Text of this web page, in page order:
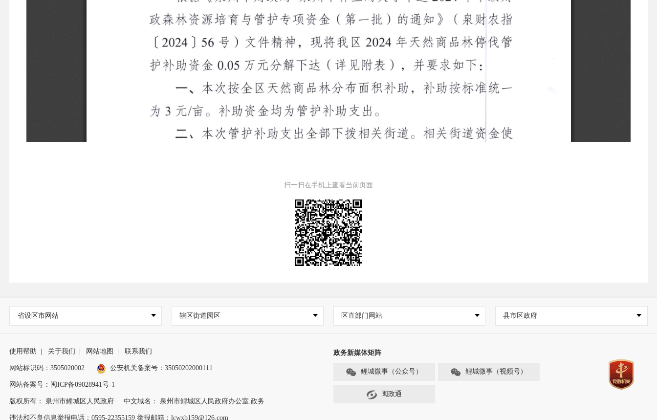
扫一扫在手机上查看当前页面
省设区市网站 辖区街道园区 区直部门网站 县市区政府
使用帮助 关于我们 网站地图 联系我们
网站标识码：3505020002 公安机关备案号：35050202000111
网站备案号：闽ICP备09028941号-1
版权所有： 泉州市鲤城区人民政府 中文域名： 泉州市鲤城区人民政府办公室.政务
违法和不良信息举报电话：0595-22355159 举报邮箱：lcwxb159@126.com
政务新媒体矩阵
鲤城微事（公众号） 鲤城微事（视频号）
闽政通